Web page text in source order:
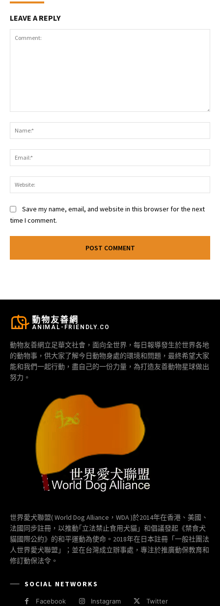
LEAVE A REPLY
Save my name, email, and website in this browser for the next
time I comment.
動物友善網
ANIMAL-FRIENDLY.CO
動物友善網立足華文社會，面向全世界，每日報導發生於世界各地
的動物事，供大家了解今日動物身處的環境和問題，最終希望大家
能和我們一起行動，盡自己的一份力量，為打造友善動物星球做出
努力。
世界愛犬聯盟( World Dog Alliance，WDA )於2014年在香港、美國、
法國同步註冊，以推動｢立法禁止食用犬貓」和倡議發起《禁食犬
貓國際公約》的和平運動為使命。2018年在日本註冊「一般社團法
人世界愛犬聯盟」；並在台灣成立辦事處，專注於推廣動保教育和
修訂動保法令。
SOCIAL NETWORKS
Facebook Instagram Twitter